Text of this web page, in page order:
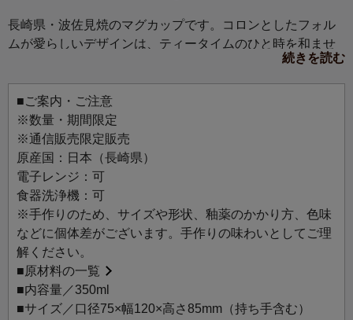
長崎県・波佐見焼のマグカップです。コロンとしたフォル
ムが愛らしいデザインは、ティータイムのひと時を和ませ
てくれます。内側が黄、黒と2色あり、お好きな紅茶に合わ
せて選ぶのもおすすめ。ストレートで飲まれることが多い
方は黄色、ミルクティー好きはこっくりとした色を楽しめ
る黒色。紅茶好きの方へのプレゼントにもおすすめです。
続きを読む
■ご案内・ご注意
※数量・期間限定
※通信販売限定販売
原産国：日本（長崎県）
電子レンジ：可
食器洗浄機：可
※手作りのため、サイズや形状、釉薬のかかり方、色味
などに個体差がございます。手作りの味わいとしてご理
解ください。
■原材料の一覧
■内容量／350ml
■サイズ／口径75×幅120×高さ85mm（持ち手含む）